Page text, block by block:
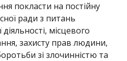
покласти на постійну
ради з питань
місцевого
захисту прав людини,
зі злочинністю та